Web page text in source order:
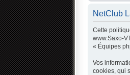
NetClub
Cette
www.Saxo-
« Équipes
Vos
cookies, qui